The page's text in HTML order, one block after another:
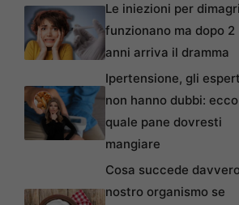
Le iniezioni per
funzionano ma dopo 2
anni arriva il dramma
Ipertensione, gli
non hanno dubbi: ecco
quale pane dovresti
mangiare
Cosa succede
nostro organismo se